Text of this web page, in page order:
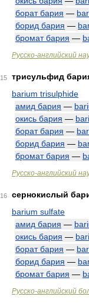
борат бария —
борид бария —
бромат бария —
Русско-английский
15
трисульфид
barium trisulphide
амид бария —
окись бария —
борат бария —
борид бария —
бромат бария —
Русско-английский
16
сернокислый
barium sulfate
амид бария —
окись бария —
борат бария —
борид бария —
бромат бария —
Русско-английский